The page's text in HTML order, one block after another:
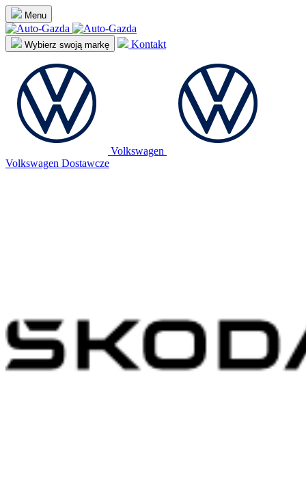
Menu
Wybierz swoją markę Kontakt
Volkswagen
Volkswagen Dostawcze